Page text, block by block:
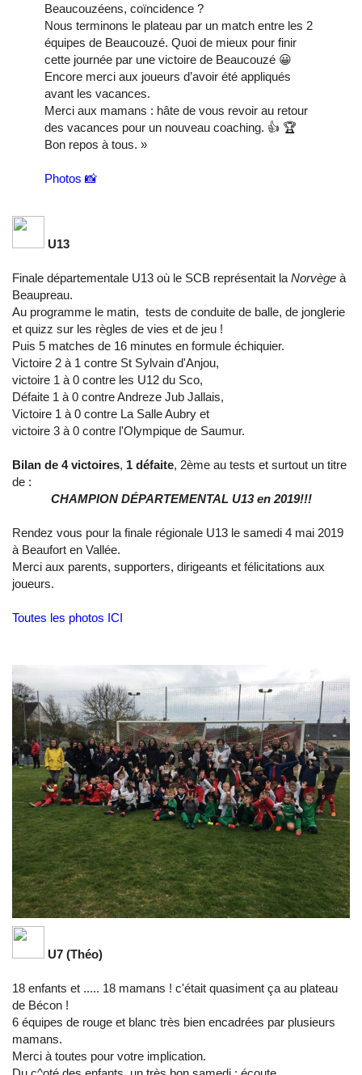
Beaucouzéens, coïncidence ?
Nous terminons le plateau par un match entre les 2
équipes de Beaucouzé. Quoi de mieux pour finir
cette journée par une victoire de Beaucouzé 😀
Encore merci aux joueurs d’avoir été appliqués
avant les vacances.
Merci aux mamans : hâte de vous revoir au retour
des vacances pour un nouveau coaching. 👍 🏆
Bon repos à tous. »
Photos 📸
U13
Finale départementale U13 où le SCB représentait la Norvège à
Beaupreau.
Au programme le matin, tests de conduite de balle, de jonglerie
et quizz sur les règles de vies et de jeu !
Puis 5 matches de 16 minutes en formule échiquier.
Victoire 2 à 1 contre St Sylvain d'Anjou,
victoire 1 à 0 contre les U12 du Sco,
Défaite 1 à 0 contre Andreze Jub Jallais,
Victoire 1 à 0 contre La Salle Aubry et
victoire 3 à 0 contre l'Olympique de Saumur.
Bilan de 4 victoires, 1 défaite, 2ème au tests et surtout un titre
de :
CHAMPION DÉPARTEMENTAL U13 en 2019!!!
Rendez vous pour la finale régionale U13 le samedi 4 mai 2019
à Beaufort en Vallée.
Merci aux parents, supporters, dirigeants et félicitations aux
joueurs.
Toutes les photos ICI
U7 (Théo)
18 enfants et ..... 18 mamans ! c'était quasiment ça au plateau
de Bécon !
6 équipes de rouge et blanc très bien encadrées par plusieurs
mamans.
Merci à toutes pour votre implication.